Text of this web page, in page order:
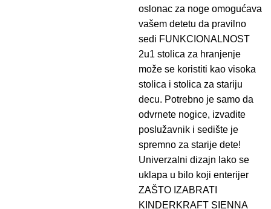
oslonac za noge omogućava
vašem detetu da pravilno
sedi FUNKCIONALNOST
2u1 stolica za hranjenje
može se koristiti kao visoka
stolica i stolica za stariju
decu. Potrebno je samo da
odvrnete nogice, izvadite
poslužavnik i sedište je
spremno za starije dete!
Univerzalni dizajn lako se
uklapa u bilo koji enterijer
ZAŠTO IZABRATI
KINDERKRAFT SIENNA